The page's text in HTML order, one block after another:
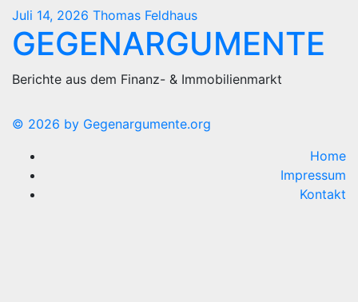
Juli 14, 2026 Thomas Feldhaus
GEGENARGUMENTE
Berichte aus dem Finanz- & Immobilienmarkt
© 2026 by Gegenargumente.org
Home
Impressum
Kontakt